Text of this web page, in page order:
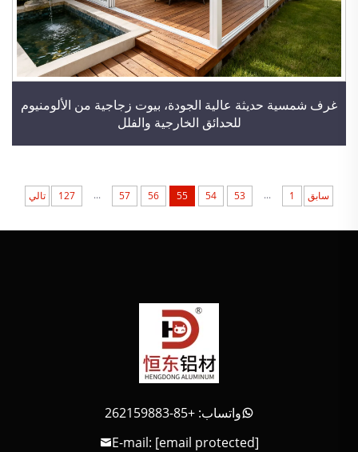
غرف شمسية حديثة عالية الجودة، بيوت زجاجية من الألومنيوم
للحدائق الخارجية والفلل
سابق 1
...
53
54
55
56
57
...
127 تالي
واتساب: +85-262159883
E-mail: [email protected]